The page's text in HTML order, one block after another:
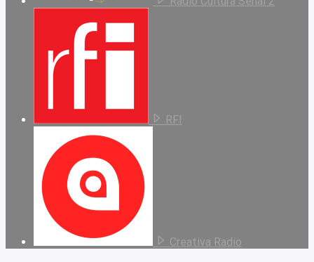
RFI
Creativa Radio